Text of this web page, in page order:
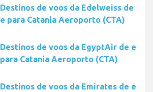
Destinos de voos da Edelweiss de
e para Catania Aeroporto (CTA)
Destinos de voos da EgyptAir de e
para Catania Aeroporto (CTA)
Destinos de voos da Emirates de e